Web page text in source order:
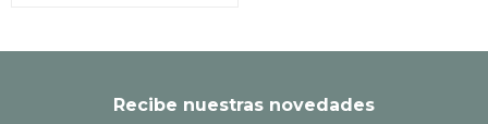
Recibe nuestras novedades